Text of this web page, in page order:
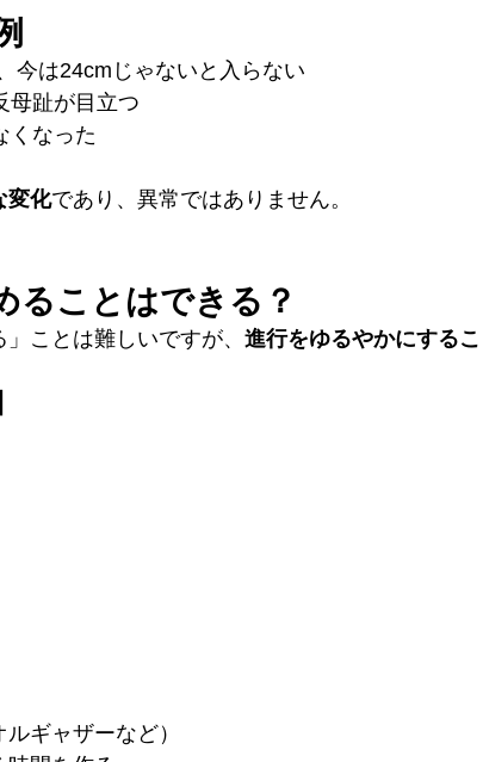
今は24cmじゃないと入らない
母趾が目立つ
くなった
変化であり、異常ではありません。
ることはできる？
ことは難しいですが、 進行をゆるやかにする
ギャザーなど）